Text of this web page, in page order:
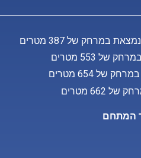
של 387 מטרים
553 מטרים
654 מטרים
מטרים
המתחם